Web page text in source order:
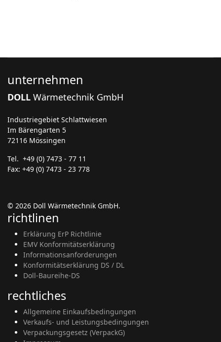
unternehmen
DOLL Wärmetechnik GmbH
Industriegebiet Schlattwiesen
Im Bärengarten 5
72116 Mössingen
Tel. +49 (0) 7473 - 77 11
Fax: +49 (0) 7473 - 23 778
© 2026 Doll Wärmetechnik GmbH.
richtlinen
Erklärung ErP Richtlinie
EMV Konformitätserklärung
Informationsanforderungen
Konformitätserklärung DS / DL
Doll-Baureihe-DS
rechtliches
Allgemeine Einkaufsbedingungen
Verkaufs- und Leistungsbedingungen
Verpackungsgesetz (VerpackG)